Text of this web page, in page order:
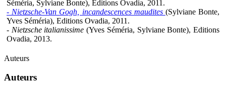
Séméria, Sylviane Bonte), Editions Ovadia, 2011.
- Nietzsche-Van Gogh, incandescences maudites (Sylviane Bonte,
Yves Séméria), Editions Ovadia, 2011.
- Nietzsche italianissime (Yves Séméria, Sylviane Bonte), Editions
Ovadia, 2013.
Auteurs
Auteurs